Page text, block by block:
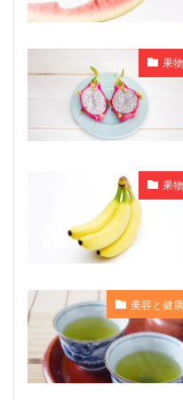
果物
果物
美容と健康